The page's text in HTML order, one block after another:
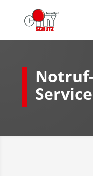
Notruf-